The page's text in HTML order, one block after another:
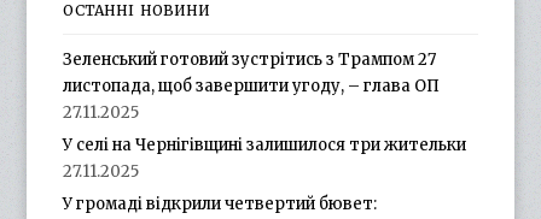
ОСТАННІ НОВИНИ
Зеленський готовий зустрітись з Трампом 27
листопада, щоб завершити угоду, – глава ОП
27.11.2025
У селі на Чернігівщині залишилося три жительки
27.11.2025
У громаді відкрили четвертий бювет: